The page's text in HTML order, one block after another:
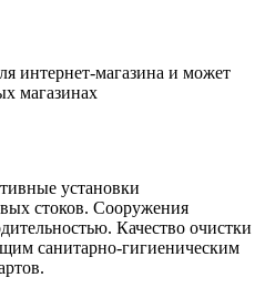
интернет-магазина и может
магазинах
установки
стоков. Сооружения
Качество очистки
санитарно-гигиеническим